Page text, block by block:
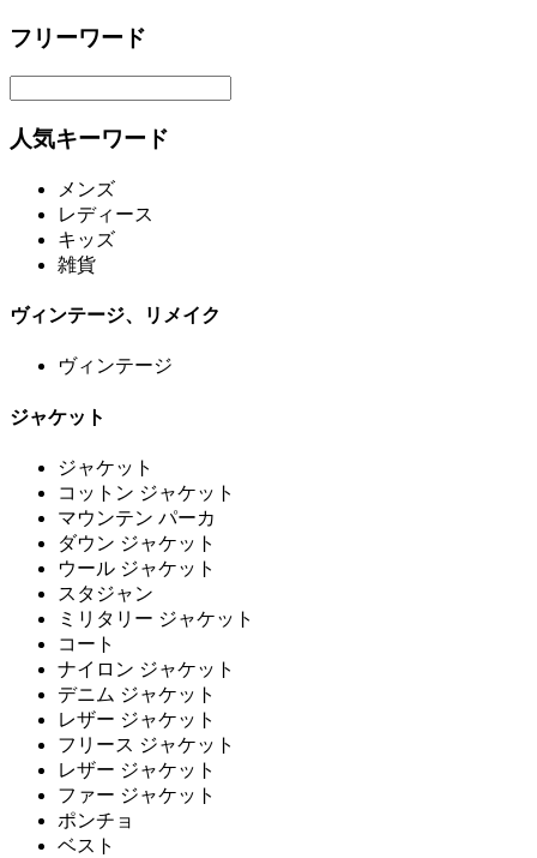
フリーワード
人気キーワード
メンズ
レディース
キッズ
雑貨
ヴィンテージ、リメイク
ヴィンテージ
ジャケット
ジャケット
コットン ジャケット
マウンテン パーカ
ダウン ジャケット
ウール ジャケット
スタジャン
ミリタリー ジャケット
コート
ナイロン ジャケット
デニム ジャケット
レザー ジャケット
フリース ジャケット
レザー ジャケット
ファー ジャケット
ポンチョ
ベスト